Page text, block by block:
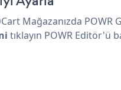
Mağazanızda
tıklayın POWR Editör'ü